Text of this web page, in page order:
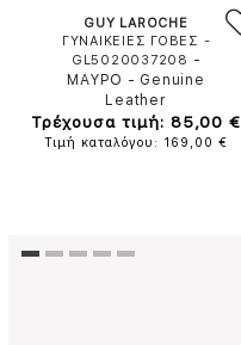
GUY LAROCHE
ΓΥΝΑΙΚΕΙΕΣ ΓΟΒΕΣ -
GL5020037208 -
ΜΑΥΡΟ - Genuine
Leather
Τρέχουσα τιμή: 85,00 €
Τιμή καταλόγου: 169,00 €